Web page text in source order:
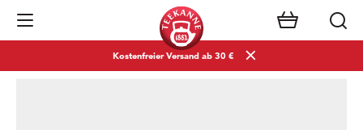
Navigation öffnen
Kostenfreier Versand ab 30 €